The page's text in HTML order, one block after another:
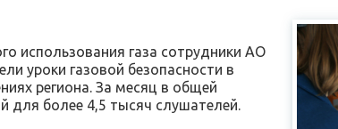
использования газа сотрудники АО
уроки газовой безопасности в
региона. За месяц в общей
для более 4,5 тысяч слушателей.